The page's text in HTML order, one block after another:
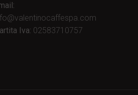
Iva: 02583710757